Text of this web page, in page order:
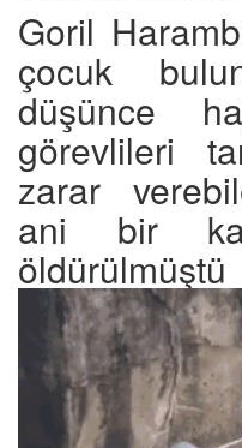
Goril
çocuk
düşünce
görevlileri
zarar
ani bir
öldürülmüştü